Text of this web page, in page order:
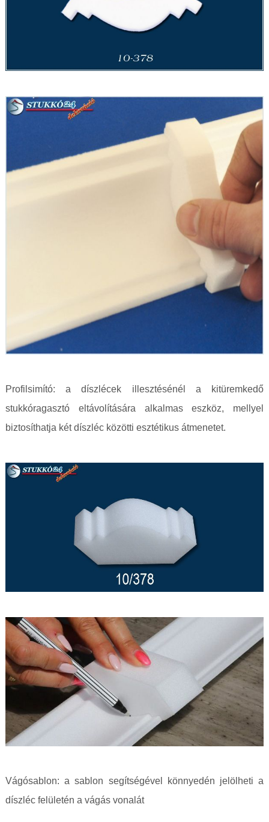
Profilsimító: a díszlécek illesztésénél a kitüremkedő
stukkóragasztó eltávolítására alkalmas eszköz, mellyel
biztosíthatja két díszléc közötti esztétikus átmenetet.
Vágósablon: a sablon segítségével könnyedén jelölheti a
díszléc felületén a vágás vonalát